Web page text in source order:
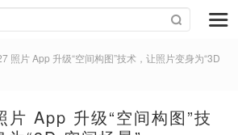
照片 App 升级“空间构图”技术，让照片变身为“3D
App 升级“空间构图”技